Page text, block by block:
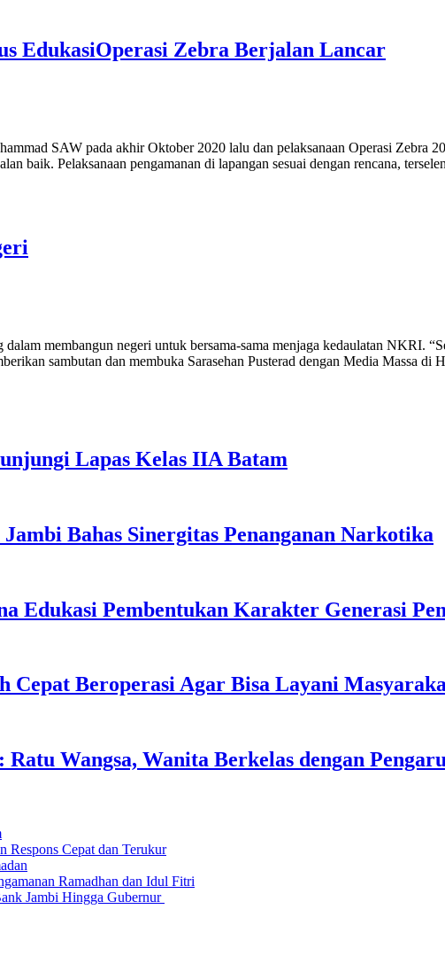
EdukasiOperasi Zebra Berjalan Lancar
SAW pada akhir Oktober 2020 lalu dan pelaksanaan Operasi Zebra
baik. Pelaksanaan pengamanan di lapangan sesuai dengan rencana,
membangun negeri untuk bersama-sama menjaga kedaulatan NKRI.
sambutan dan membuka Sarasehan Pusterad dengan Media Massa
Lapas Kelas IIA Batam
Bahas Sinergitas Penanganan Narkotika
Edukasi Pembentukan Karakter Generasi
Beroperasi Agar Bisa Layani
Wangsa, Wanita Berkelas dengan
Respons Cepat dan Terukur
Ramadhan dan Idul Fitri
Jambi Hingga Gubernur